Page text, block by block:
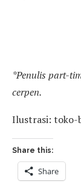
*Penulis part-
cerpen.
Ilustrasi: toko-
Share this:
Share